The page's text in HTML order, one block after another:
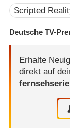
Scripted
Deutsche TV-
Erhalte
direkt auf